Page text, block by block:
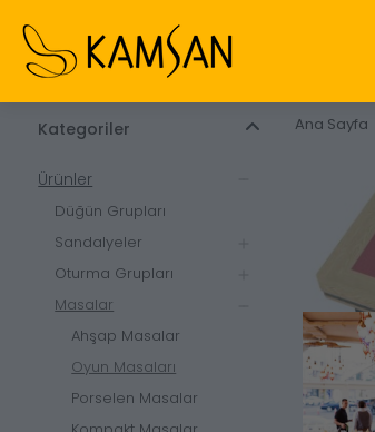
Kategoriler
Ürünler
Düğün Grupları
Sandalyeler
Oturma Grupları
Masalar
Ahşap Masalar
Oyun Masaları
Porselen Masalar
Ana Sayfa